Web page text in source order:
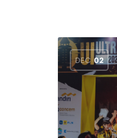
DEC 02